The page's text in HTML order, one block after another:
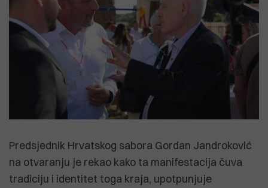
Predsjednik Hrvatskog sabora Gordan Jandroković
na otvaranju je rekao kako ta manifestacija čuva
tradiciju i identitet toga kraja, upotpunjuje